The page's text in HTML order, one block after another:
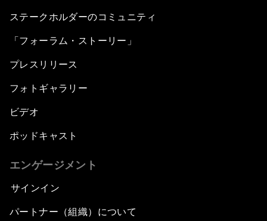
ステークホルダーのコミュニティ
「フォーラム・ストーリー」
プレスリリース
フォトギャラリー
ビデオ
ポッドキャスト
エンゲージメント
サインイン
パートナー（組織）について